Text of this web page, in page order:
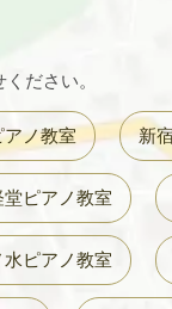
ださい。
アノ教室 新
堂ピアノ教室
水ピアノ教室